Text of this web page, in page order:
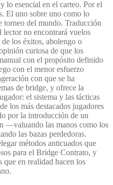
lo esencial en el carteo. Por el
El uno sobre uno como lo
torneo del mundo. Traducción
no encontrará vuelos
los éxitos, abolengo o
curiosa de que los
con el propósito definido
con el menor esfuerzo
con que se ha
de bridge, y ofrece la
el sistema y las tácticas
los más destacados jugadores
por la introducción de un
—valuando las manos como los
las bazas perdedoras.
métodos anticuados que
para el Bridge Contrato, y
que en realidad hacen los